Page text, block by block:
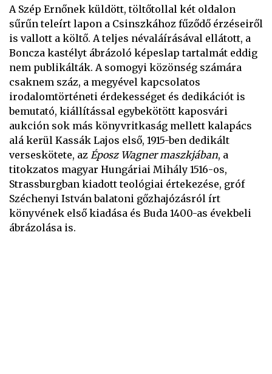
A Szép Ernőnek küldött, töltőtollal két oldalon
sűrűn teleírt lapon a Csinszkához fűződő érzéseiről
is vallott a költő. A teljes névaláírásával ellátott, a
Boncza kastélyt ábrázoló képeslap tartalmát eddig
nem publikálták. A somogyi közönség számára
csaknem száz, a megyével kapcsolatos
irodalomtörténeti érdekességet és dedikációt is
bemutató, kiállítással egybekötött kaposvári
aukción sok más könyvritkaság mellett kalapács
alá kerül Kassák Lajos első, 1915-ben dedikált
verseskötete, az Éposz Wagner maszkjában, a
titokzatos magyar Hungáriai Mihály 1516-os,
Strassburgban kiadott teológiai értekezése, gróf
Széchenyi István balatoni gőzhajózásról írt
könyvének első kiadása és Buda 1400-as évekbeli
ábrázolása is.